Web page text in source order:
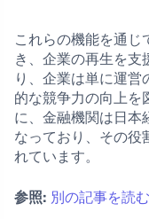
これらの機能を通じ
き、企業の再生を支
り、企業は単に運
的な競争力の向上を
に、金融機関は日本
なっており、その役
れています。
参照: 別の記事を読